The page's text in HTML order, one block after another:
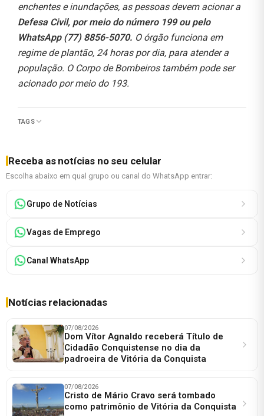
enchentes e inundações, as pessoas devem acionar a
Defesa Civil, por meio do número 199 ou pelo
WhatsApp (77) 8856-5070. O órgão funciona em
regime de plantão, 24 horas por dia, para atender a
população. O Corpo de Bombeiros também pode ser
acionado por meio do 193.
TAGS
Receba as notícias no seu celular
Escolha abaixo em qual grupo ou canal do WhatsApp entrar:
Grupo de Notícias
Vagas de Emprego
Canal WhatsApp
Notícias relacionadas
07/08/2026
Dom Vítor Agnaldo receberá Título de
Cidadão Conquistense no dia da
padroeira de Vitória da Conquista
07/08/2026
Cristo de Mário Cravo será tombado
como patrimônio de Vitória da Conquista